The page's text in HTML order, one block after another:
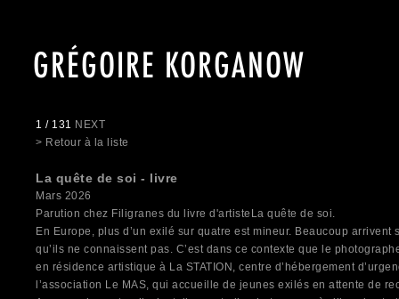
GRÉGOIRE KORGANOW
1 / 131 NEXT
> Retour à la liste
La quête de soi - livre
Mars 2026
Parution chez Filigranes du livre d'artisteLa quête de soi.
En Europe, plus d’un exilé sur quatre est mineur. Beaucoup
qu’ils ne connaissent pas. C’est dans ce contexte que le
en résidence artistique à La STATION, centre d’hébergement
l’association Le MAS, qui accueille de jeunes exilés en attente de